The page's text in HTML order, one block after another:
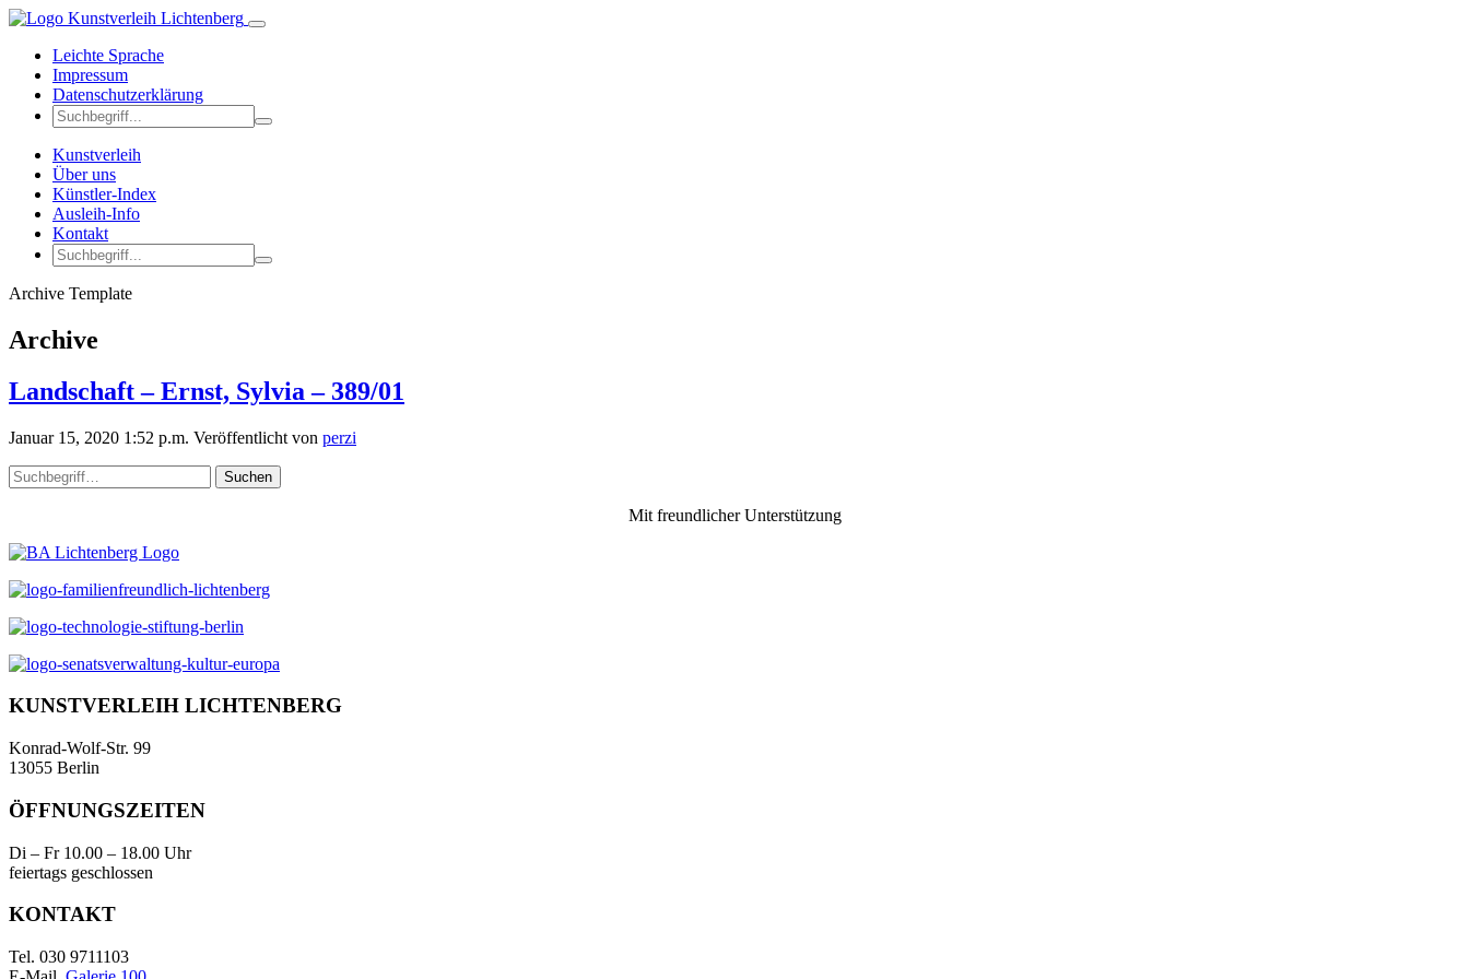
Leichte Sprache
Impressum
Datenschutzerklärung
Kunstverleih
Über uns
Künstler-Index
Ausleih-Info
Kontakt
Archive Template
Archive
Landschaft – Ernst, Sylvia – 389/01
Januar 15, 2020 1:52 p.m. Veröffentlicht von perzi
Suchen
Mit freundlicher Unterstützung
KUNSTVERLEIH LICHTENBERG
Konrad-Wolf-Str. 99
13055 Berlin
ÖFFNUNGSZEITEN
Di – Fr 10.00 – 18.00 Uhr
feiertags geschlossen
KONTAKT
Tel. 030 9711103